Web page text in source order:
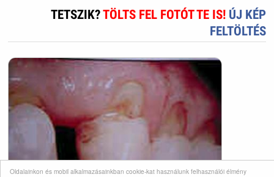
Oldalainkon és mobil alkalmazásainkban cookie-kat használunk felhasználói élmény
TETSZIK?TÖLTS FEL FOTÓT TE IS! ÚJ KÉP
FELTÖLTÉS